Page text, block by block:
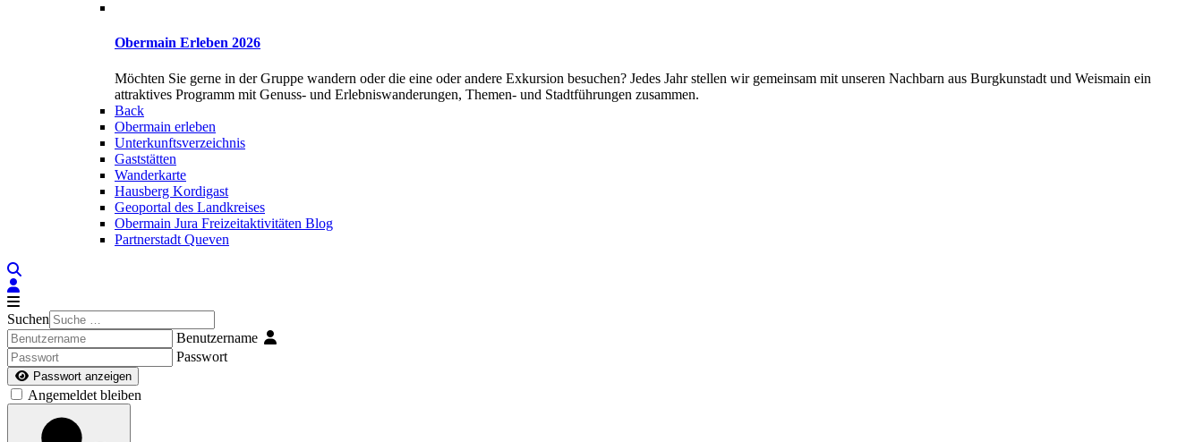
Obermain Erleben 2026
Möchten Sie gerne in der Gruppe wandern oder die eine oder andere Exkursion besuchen? Jedes Jahr stellen wir gemeinsam mit unseren Nachbarn aus Burgkunstadt und Weismain ein
attraktives Programm mit Genuss- und Erlebniswanderungen, Themen- und Stadtführungen zusammen.
Back
Obermain erleben
Unterkunftsverzeichnis
Gaststätten
Wanderkarte
Hausberg Kordigast
Geoportal des Landkreises
Obermain Jura Freizeitaktivitäten Blog
Partnerstadt Queven
Suchen
Benutzername
Passwort
Passwort anzeigen
Angemeldet bleiben